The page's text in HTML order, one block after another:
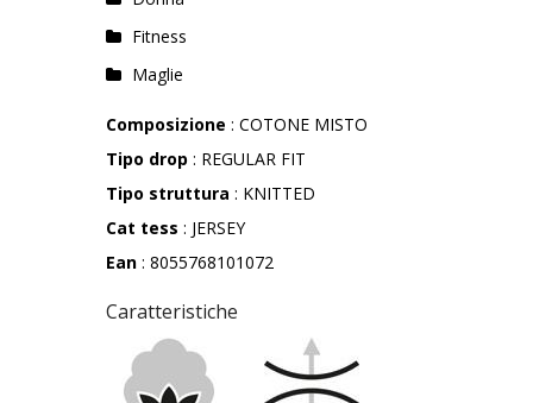
Fitness
Maglie
Composizione : COTONE MISTO
Tipo drop : REGULAR FIT
Tipo struttura : KNITTED
Cat tess : JERSEY
Ean : 8055768101072
Caratteristiche